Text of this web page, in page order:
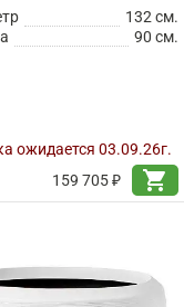
132 см.
90 см.
ожидается 03.09.26г.
159 705 ₽
shopping_cart